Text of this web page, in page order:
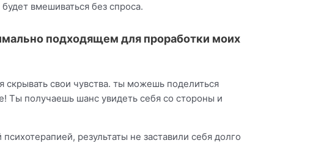
вмешиваться без спроса.
подходящем для проработки моих
скрывать свои чувства. ты можешь поделиться
Ты получаешь шанс увидеть себя со стороны и
результаты не заставили себя долго